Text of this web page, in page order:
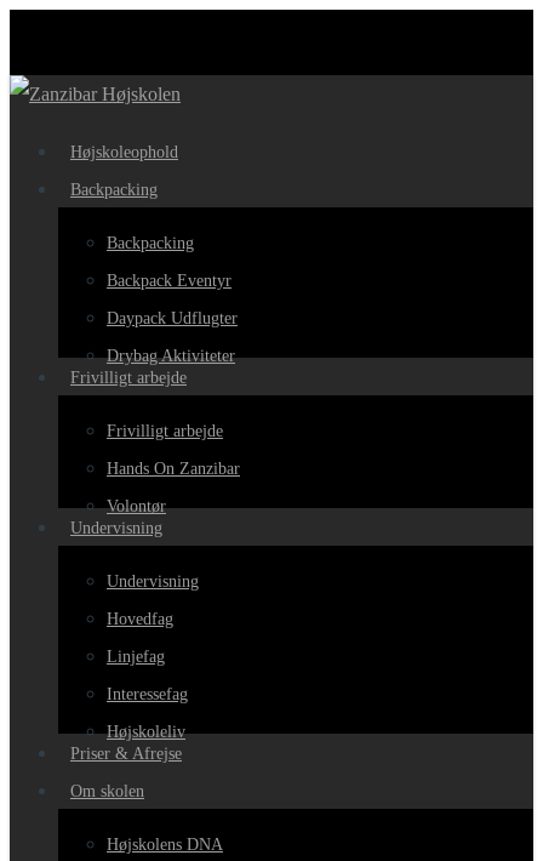
main
Menu Højskoleophold
Backpacking
Backpacking
Backpack Eventyr
Daypack Udflugter
Drybag Aktiviteter
Frivilligt arbejde
Frivilligt arbejde
Hands On Zanzibar
Volontør
Undervisning
Undervisning
Hovedfag
Linjefag
Interessefag
Højskoleliv
Priser & Afrejse
Om skolen
Højskolens DNA